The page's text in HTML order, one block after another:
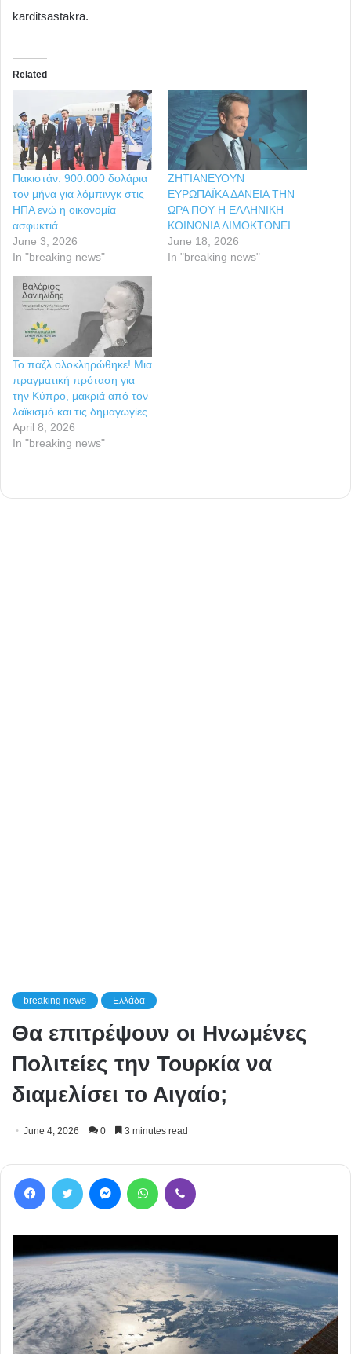
karditsastakra.
Related
Πακιστάν: 900.000 δολάρια
τον μήνα για λόμπινγκ στις
ΗΠΑ ενώ η οικονομία
ασφυκτιά
June 3, 2026
In "breaking news"
ΖΗΤΙΑΝΕΥΟΥΝ
ΕΥΡΩΠΑΪΚΑ ΔΑΝΕΙΑ ΤΗΝ
ΩΡΑ ΠΟΥ Η ΕΛΛΗΝΙΚΗ
ΚΟΙΝΩΝΙΑ ΛΙΜΟΚΤΟΝΕΙ
June 18, 2026
In "breaking news"
Το παζλ ολοκληρώθηκε! Μια
πραγματική πρόταση για
την Κύπρο, μακριά από τον
λαϊκισμό και τις δημαγωγίες
April 8, 2026
In "breaking news"